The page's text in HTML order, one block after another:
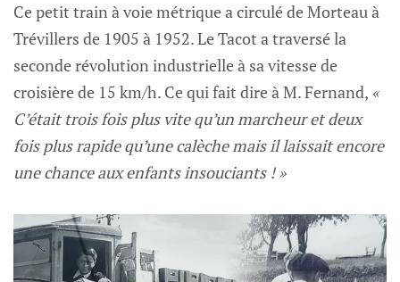
Ce petit train à voie métrique a circulé de Morteau à
Trévillers de 1905 à 1952. Le Tacot a traversé la
seconde révolution industrielle à sa vitesse de
croisière de 15 km/h. Ce qui fait dire à M. Fernand, «
C’était trois fois plus vite qu’un marcheur et deux
fois plus rapide qu’une calèche mais il laissait encore
une chance aux enfants insouciants ! »